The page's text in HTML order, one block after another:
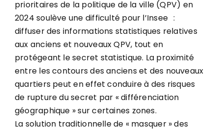
prioritaires de la politique de la ville (QPV) en
2024 soulève une difficulté pour l’Insee :
diffuser des informations statistiques relatives
aux anciens et nouveaux QPV, tout en
protégeant le secret statistique. La proximité
entre les contours des anciens et des nouveaux
quartiers peut en effet conduire à des risques
de rupture du secret par « différenciation
géographique » sur certaines zones.
La solution traditionnelle de « masquer » des